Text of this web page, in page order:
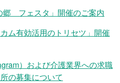
フェスタ」開催のご案内
ム有効活用のトリセツ」開催
）および介護業界への求職
の募集について